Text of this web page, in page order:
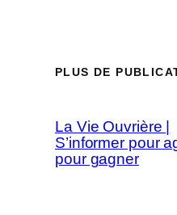
PLUS DE
La Vie Ouvrière |
S’informer pour
pour gagner